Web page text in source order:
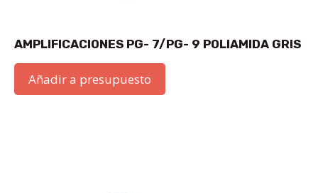
AMPLIFICACIONES PG- 7/PG- 9 POLIAMIDA GRIS
Añadir a presupuesto